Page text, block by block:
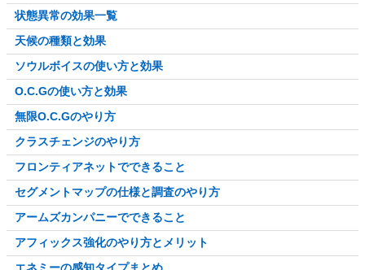
状態異常の効果一覧
天候の種類と効果
ソウルボイスの使い方と効果
O.C.Gの使い方と効果
無限O.C.Gのやり方
クラスチェンジのやり方
フロンティアネットでできること
セグメントマップの仕様と調査のやり方
アームズカンパニーでできること
アフィックス強化のやり方とメリット